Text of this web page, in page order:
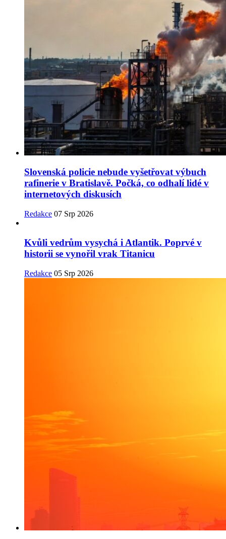
Slovenská policie nebude vyšetřovat výbuch
rafinerie v Bratislavě. Počká, co odhalí lidé v
internetových diskusích
Redakce 07 Srp 2026
Kvůli vedrům vysychá i Atlantik. Poprvé v
historii se vynořil vrak Titanicu
Redakce 05 Srp 2026